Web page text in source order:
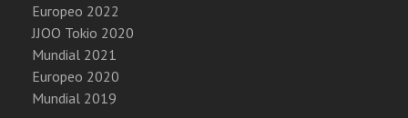
Europeo 2022
JJOO Tokio 2020
Mundial 2021
Europeo 2020
Mundial 2019